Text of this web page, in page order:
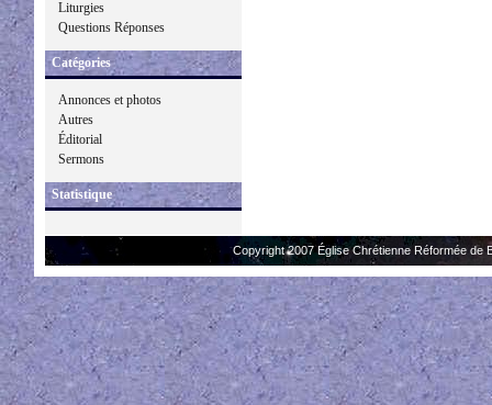
Liturgies
Questions Réponses
Catégories
Annonces et photos
Autres
Éditorial
Sermons
Statistique
Copyright 2007 Église Chrétienne Réformée de